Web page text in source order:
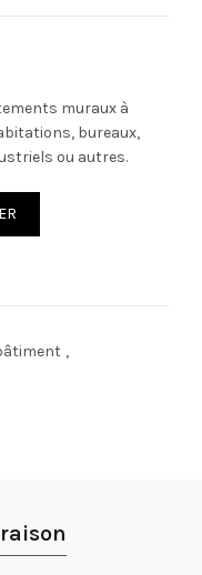
muraux à
bureaux,
ou autres.
,